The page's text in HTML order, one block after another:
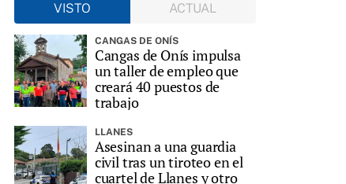
VISTO
ACTUAL
CANGAS DE ONÍS
Cangas de Onís impulsa
un taller de empleo que
creará 40 puestos de
trabajo
LLANES
Asesinan a una guardia
civil tras un tiroteo en el
cuartel de Llanes y otro